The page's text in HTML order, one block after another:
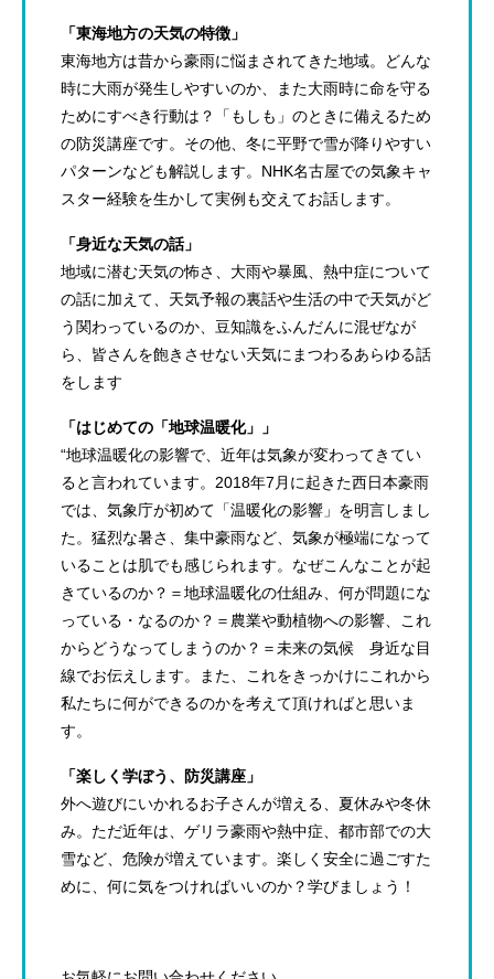
「東海地方の天気の特徴」
東海地方は昔から豪雨に悩まされてきた地域。どんな
時に大雨が発生しやすいのか、また大雨時に命を守る
ためにすべき行動は？「もしも」のときに備えるため
の防災講座です。その他、冬に平野で雪が降りやすい
パターンなども解説します。NHK名古屋での気象キャ
スター経験を生かして実例も交えてお話します。
「身近な天気の話」
地域に潜む天気の怖さ、大雨や暴風、熱中症について
の話に加えて、天気予報の裏話や生活の中で天気がど
う関わっているのか、豆知識をふんだんに混ぜなが
ら、皆さんを飽きさせない天気にまつわるあらゆる話
をします
「はじめての「地球温暖化」」
“地球温暖化の影響で、近年は気象が変わってきてい
ると言われています。2018年7月に起きた西日本豪雨
では、気象庁が初めて「温暖化の影響」を明言しまし
た。猛烈な暑さ、集中豪雨など、気象が極端になって
いることは肌でも感じられます。なぜこんなことが起
きているのか？＝地球温暖化の仕組み、何が問題にな
っている・なるのか？＝農業や動植物への影響、これ
からどうなってしまうのか？＝未来の気候 身近な目
線でお伝えします。また、これをきっかけにこれから
私たちに何ができるのかを考えて頂ければと思いま
す。
「楽しく学ぼう、防災講座」
外へ遊びにいかれるお子さんが増える、夏休みや冬休
み。ただ近年は、ゲリラ豪雨や熱中症、都市部での大
雪など、危険が増えています。楽しく安全に過ごすた
めに、何に気をつければいいのか？学びましょう！